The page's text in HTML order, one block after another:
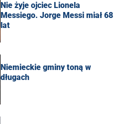
Nie żyje ojciec Lionela
Messiego. Jorge Messi miał 68
lat
Niemieckie gminy toną w
długach